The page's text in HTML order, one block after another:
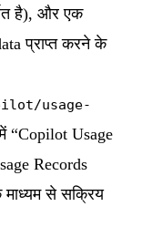
है), और एक
प्राप्त करने के
usage-
“Copilot Usage
Records
से सक्रिय